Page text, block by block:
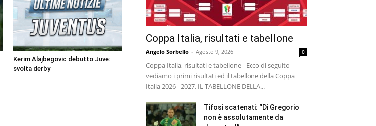
Kerim Alajbegovic debutto Juve:
svolta derby
Coppa Italia, risultati e tabellone
Angelo Sorbello - Agosto 9, 2026 0
Coppa Italia, risultati e tabellone - Ecco di seguito
vediamo i primi risultati ed il tabellone della Coppa
Italia 2026 - 2027. IL TABELLONE DELLA...
Tifosi scatenati: “Di Gregorio
non è assolutamente da